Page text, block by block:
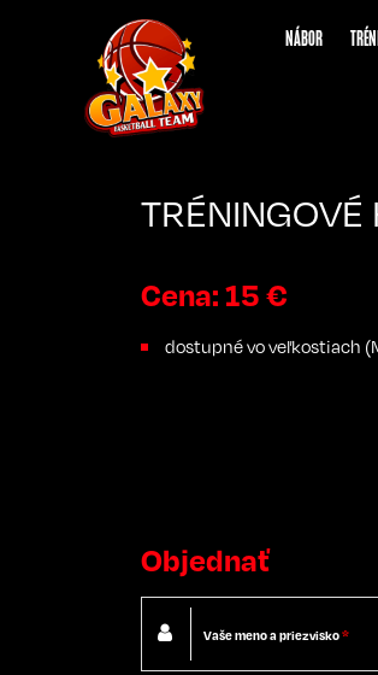
NÁBOR
TRÉNINGOVÉ
Cena: 15 €
dostupné vo veľkostiach
Objednať
Vaše meno a priezvisko*